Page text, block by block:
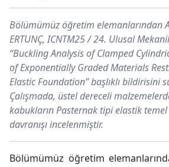
Bölümümüz öğretim elemanlarından
ERTUNÇ, ICNTM25 / 24. Ulusal
“Buckling Analysis of Clamped
of Exponentially Graded Materials
Elastic Foundation” başlıklı bildirisini
Çalışmada, üstel dereceli
kabukların Pasternak tipi elastik
davranışı incelenmiştir.
Bölümümüz öğretim